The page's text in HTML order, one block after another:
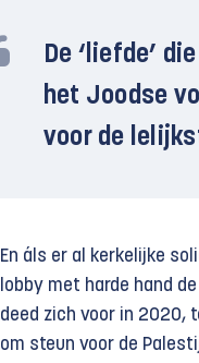
De ‘liefde’
het Joodse
voor de
En áls er al kerkelijke
lobby met harde hand
deed zich voor in 2020,
om steun voor de